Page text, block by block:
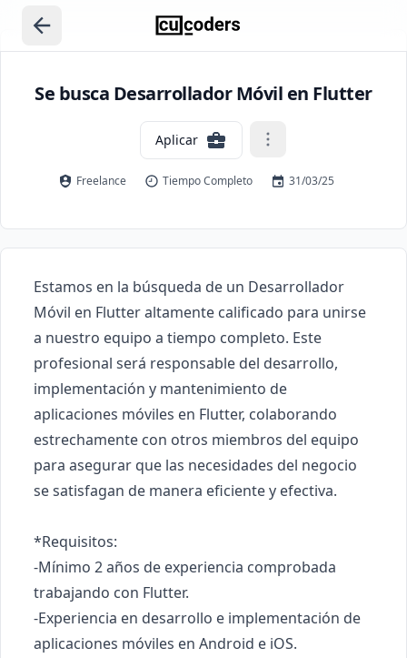
Se busca Desarrollador Móvil en Flutter
Aplicar
Freelance Tiempo Completo 31/03/25
Estamos en la búsqueda de un Desarrollador
Móvil en Flutter altamente calificado para unirse
a nuestro equipo a tiempo completo. Este
profesional será responsable del desarrollo,
implementación y mantenimiento de
aplicaciones móviles en Flutter, colaborando
estrechamente con otros miembros del equipo
para asegurar que las necesidades del negocio
se satisfagan de manera eficiente y efectiva.
*Requisitos:
-Mínimo 2 años de experiencia comprobada
trabajando con Flutter.
-Experiencia en desarrollo e implementación de
aplicaciones móviles en Android e iOS.